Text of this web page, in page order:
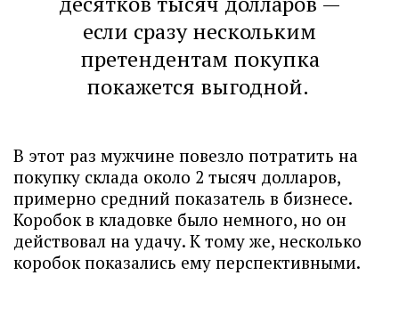
если сразу нескольким
претендентам покупка
покажется выгодной.
В этот раз мужчине повезло потратить на
покупку склада около 2 тысяч долларов,
примерно средний показатель в бизнесе.
Коробок в кладовке было немного, но он
действовал на удачу. К тому же, несколько
коробок показались ему перспективными.